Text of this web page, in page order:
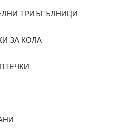
ТРИЪГЪЛНИЦИ
ЗА КОЛА